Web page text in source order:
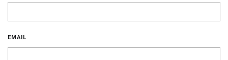
EMAIL